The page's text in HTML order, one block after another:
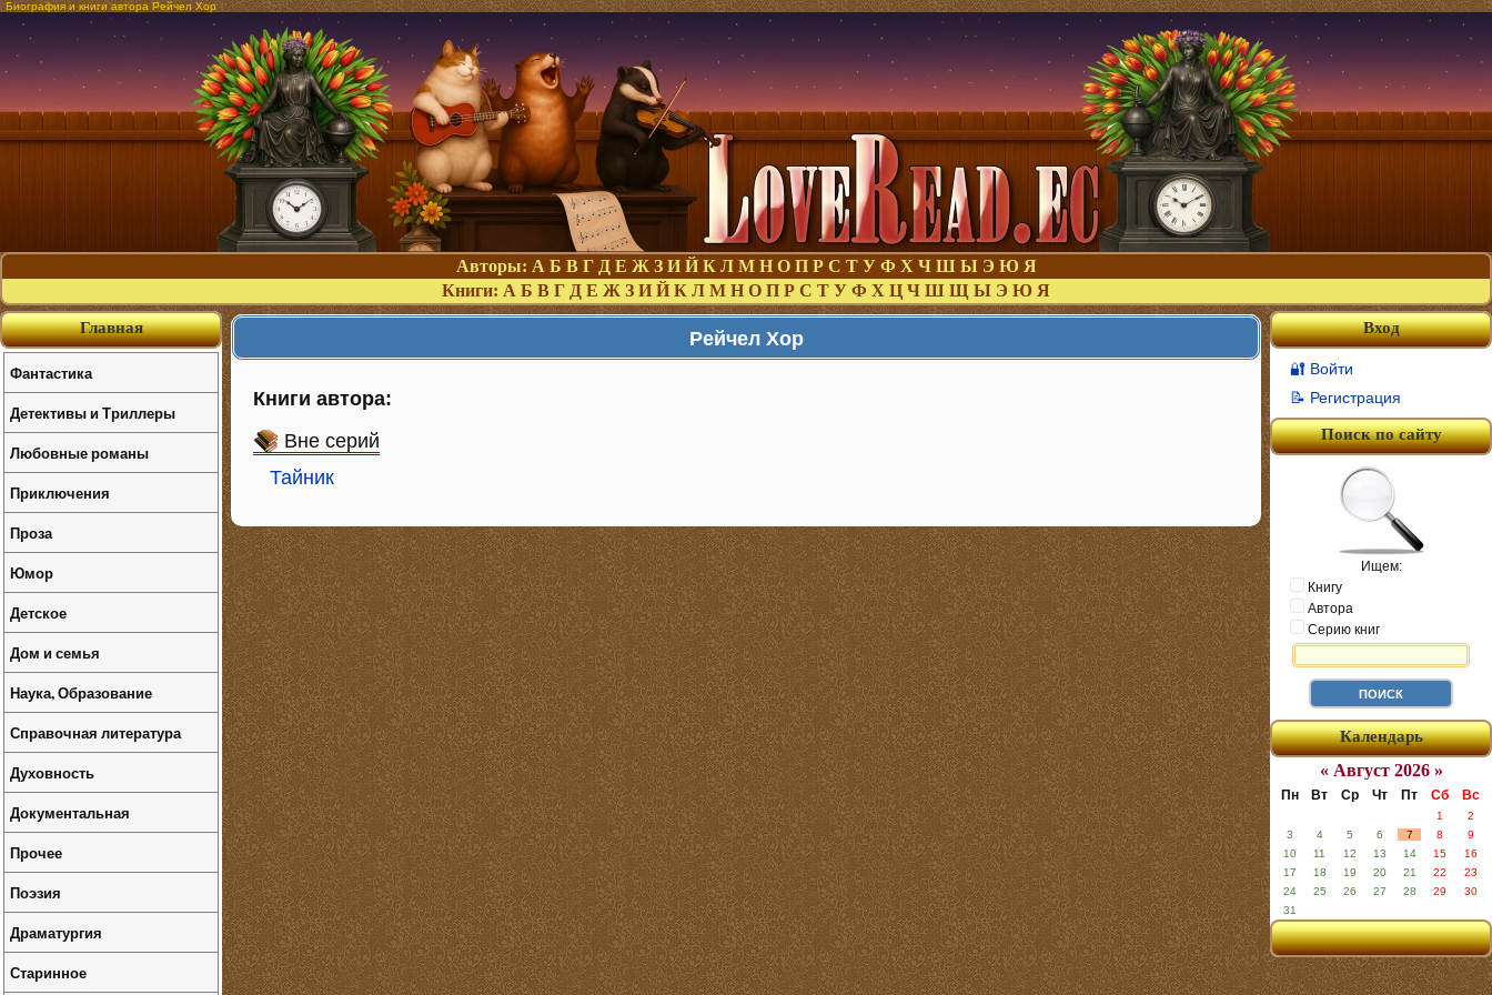
Биография и книги автора Рейчел Хор
Авторы: А Б В Г Д Е Ж З И Й К Л М Н О П Р С Т У Ф Х Ч Ш Ы Э Ю Я
Книги: А Б В Г Д Е Ж З И Й К Л М Н О П Р С Т У Ф Х Ц Ч Ш Щ Ы Э Ю Я
Рейчел Хор
Книги автора:
Вне серий
Тайник
Вход
🔐 Войти
📝 Регистрация
Поиск по сайту
Ищем:
Книгу
Автора
Серию книг
Календарь
« Август 2026 »
Пн Вт Ср Чт Пт Сб Вс
1
2
3
4 5 6 7 8
9
10
11 12 13 14 15
16
17
18 19 20 21 22
23
24
25 26 27 28 29
30
31
Главная
Фантастика
Детективы и Триллеры
Любовные романы
Приключения
Проза
Юмор
Детское
Дом и семья
Наука, Образование
Справочная литература
Духовность
Документальная
Прочее
Поэзия
Драматургия
Старинное